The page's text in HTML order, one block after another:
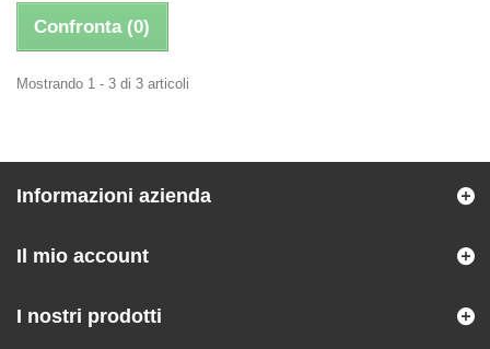
Confronta (0)
Mostrando 1 - 3 di 3 articoli
Informazioni azienda
Il mio account
I nostri prodotti